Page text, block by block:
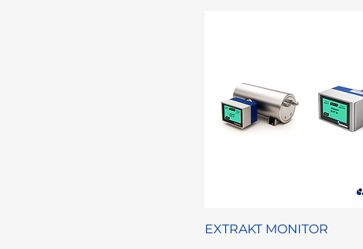
EXTRAKT MONITOR